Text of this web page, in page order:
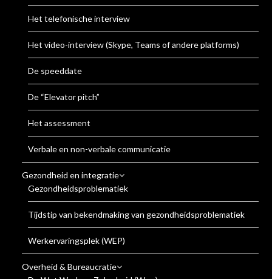
Het telefonische interview
Het video-interview (Skype, Teams of andere platforms)
De speeddate
De “Elevator pitch”
Het assessment
Verbale en non-verbale communicatie
Gezondheid en integratie
Gezondheidsproblematiek
Tijdstip van bekendmaking van gezondheidsproblematiek
Werkervaringsplek (WEP)
Overheid & Bureaucratie